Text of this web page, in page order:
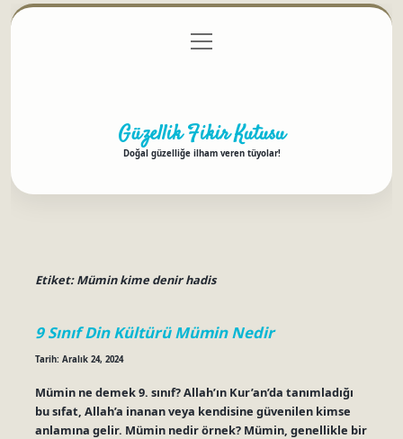
Gizlilik Politikası
menüyü
aç
Güzellik Fikir Kutusu
Doğal güzelliğe ilham veren tüyolar!
Etiket:Mümin kime denir hadis
9 Sınıf Din Kültürü Mümin Nedir
Tarih: Aralık 24, 2024
Mümin ne demek 9. sınıf? Allah’ın Kur’an’da tanımladığı
bu sıfat, Allah’a inanan veya kendisine güvenilen kimse
anlamına gelir. Mümin nedir örnek? Mümin, genellikle bir